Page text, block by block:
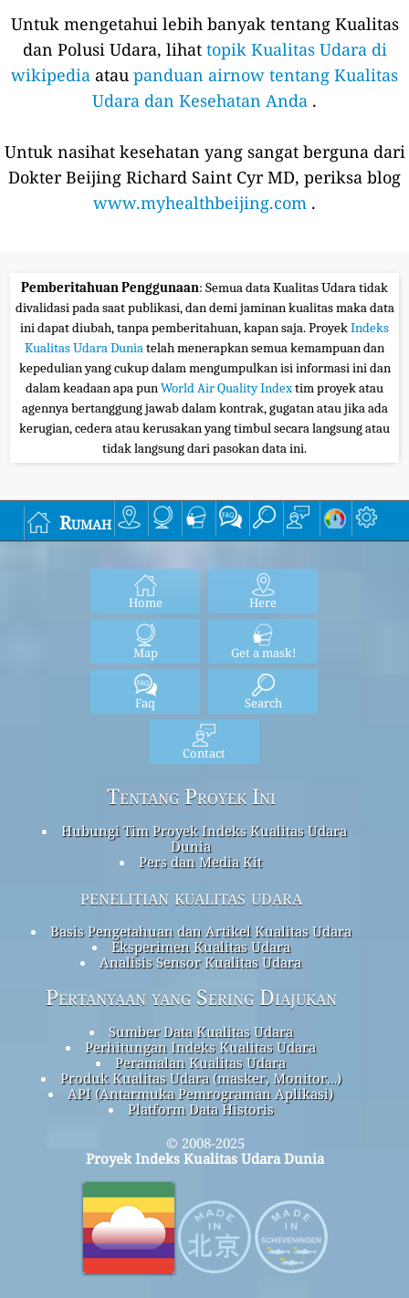
Untuk mengetahui lebih banyak tentang Kualitas
dan Polusi Udara, lihat topik Kualitas Udara di
wikipedia atau panduan airnow tentang Kualitas
Udara dan Kesehatan Anda .
Untuk nasihat kesehatan yang sangat berguna dari
Dokter Beijing Richard Saint Cyr MD, periksa blog
www.myhealthbeijing.com .
Pemberitahuan Penggunaan: Semua data Kualitas Udara tidak
divalidasi pada saat publikasi, dan demi jaminan kualitas maka data
ini dapat diubah, tanpa pemberitahuan, kapan saja. ProyekIndeks
Kualitas Udara Duniatelah menerapkan semua kemampuan dan
kepedulian yang cukup dalam mengumpulkan isi informasi ini dan
dalam keadaan apa punWorld Air Quality Indextim proyek atau
agennya bertanggung jawab dalam kontrak, gugatan atau jika ada
kerugian, cedera atau kerusakan yang timbul secara langsung atau
tidak langsung dari pasokan data ini.
Rumah
Home Here
Map Get a mask!
Faq Search
Contact
Tentang Proyek Ini
Hubungi Tim Proyek Indeks Kualitas Udara
Dunia
Pers dan Media Kit
penelitian kualitas udara
Basis Pengetahuan dan Artikel Kualitas Udara
Eksperimen Kualitas Udara
Analisis Sensor Kualitas Udara
Pertanyaan yang Sering Diajukan
Sumber Data Kualitas Udara
Perhitungan Indeks Kualitas Udara
Peramalan Kualitas Udara
Produk Kualitas Udara (masker, Monitor…)
API (Antarmuka Pemrograman Aplikasi)
Platform Data Historis
© 2008-2025
Proyek Indeks Kualitas Udara Dunia